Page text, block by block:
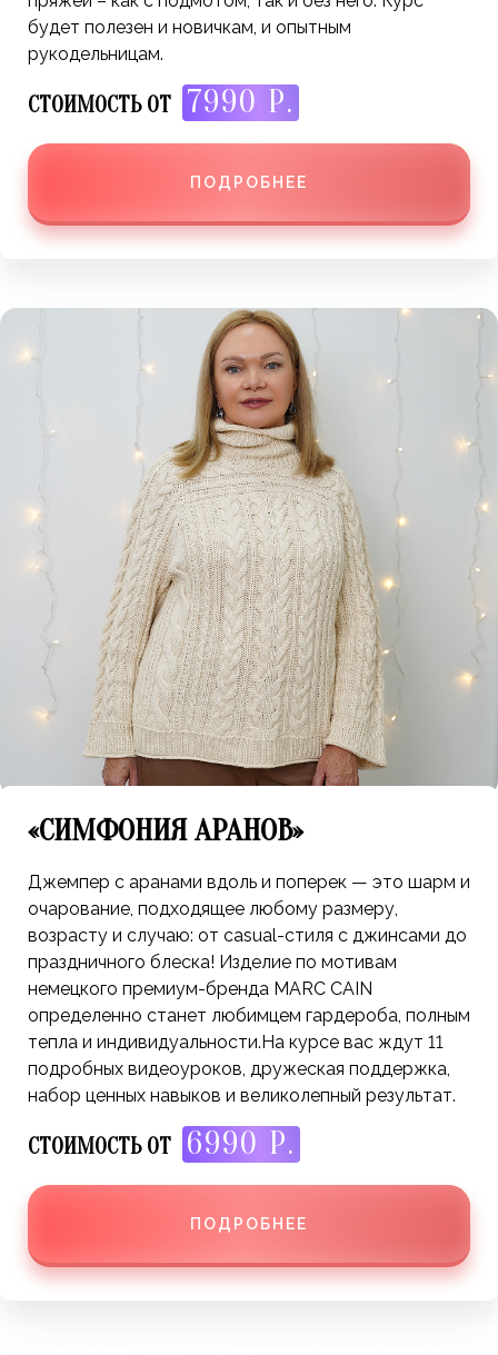
будет полезен и новичкам, и опытным
рукодельницам.
СТОИМОСТЬ ОТ 7990 Р.
ПОДРОБНЕЕ
«СИМФОНИЯ АРАНОВ»
Джемпер с аранами вдоль и поперек — это шарм и
очарование, подходящее любому размеру,
возрасту и случаю: от casual-стиля с джинсами до
праздничного блеска! Изделие по мотивам
немецкого премиум-бренда MARC CAIN
определенно станет любимцем гардероба, полным
тепла и индивидуальности.На курсе вас ждут 11
подробных видеоуроков, дружеская поддержка,
набор ценных навыков и великолепный результат.
СТОИМОСТЬ ОТ 6990 Р.
ПОДРОБНЕЕ